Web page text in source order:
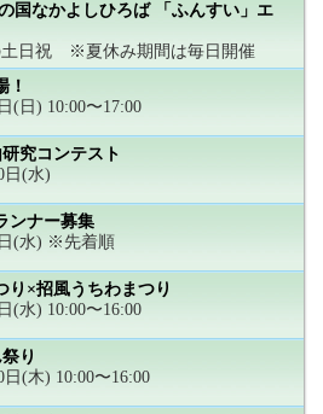
なかよしひろば 「ふんすい」エ
土日祝 ※夏休み期間は毎日開催
！
(日) 10:00〜17:00
究コンテスト
日(水)
ンナー募集
(水) ※先着順
り×招風うちわまつり
(水) 10:00〜16:00
り
(木) 10:00〜16:00